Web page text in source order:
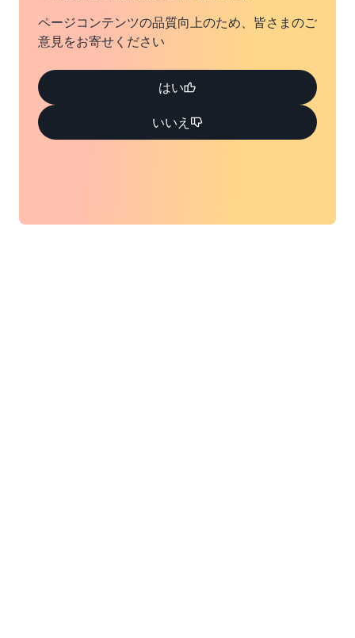
ページコンテンツの品質向上のため、皆さまのご
意見をお寄せください
はい
いいえ